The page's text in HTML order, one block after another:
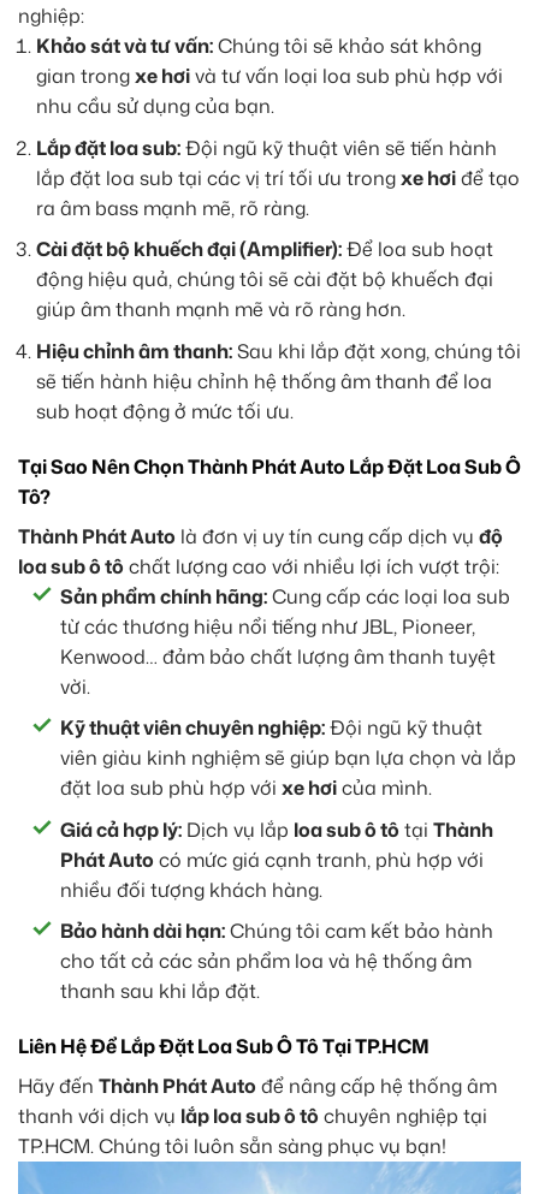
nghiệp:
Khảo sát và tư vấn:Chúng tôi sẽ khảo sát không
gian trongxe hơivà tư vấn loại loa sub phù hợp với
nhu cầu sử dụng của bạn.
Lắp đặt loa sub:Đội ngũ kỹ thuật viên sẽ tiến hành
lắp đặt loa sub tại các vị trí tối ưu trongxe hơiđể tạo
ra âm bass mạnh mẽ, rõ ràng.
Cài đặt bộ khuếch đại (Amplifier):Để loa sub hoạt
động hiệu quả, chúng tôi sẽ cài đặt bộ khuếch đại
giúp âm thanh mạnh mẽ và rõ ràng hơn.
Hiệu chỉnh âm thanh:Sau khi lắp đặt xong, chúng tôi
sẽ tiến hành hiệu chỉnh hệ thống âm thanh để loa
sub hoạt động ở mức tối ưu.
Tại Sao Nên Chọn Thành Phát Auto Lắp Đặt Loa Sub Ô
Tô?
Thành Phát Auto là đơn vị uy tín cung cấp dịch vụ độ
loa sub ô tô chất lượng cao với nhiều lợi ích vượt trội:
Sản phẩm chính hãng:Cung cấp các loại loa sub
từ các thương hiệu nổi tiếng như JBL, Pioneer,
Kenwood… đảm bảo chất lượng âm thanh tuyệt
vời.
Kỹ thuật viên chuyên nghiệp:Đội ngũ kỹ thuật
viên giàu kinh nghiệm sẽ giúp bạn lựa chọn và lắp
đặt loa sub phù hợp với xe hơicủa mình.
Giá cả hợp lý: Dịch vụ lắp loa sub ô tô tại Thành
Phát Auto có mức giá cạnh tranh, phù hợp với
nhiều đối tượng khách hàng.
Bảo hành dài hạn:Chúng tôi cam kết bảo hành
cho tất cả các sản phẩm loa và hệ thống âm
thanh sau khi lắp đặt.
Liên Hệ Để Lắp Đặt Loa Sub Ô Tô Tại TP.HCM
Hãy đến Thành Phát Auto để nâng cấp hệ thống âm
thanh với dịch vụ lắp loa sub ô tô chuyên nghiệp tại
TP.HCM. Chúng tôi luôn sẵn sàng phục vụ bạn!